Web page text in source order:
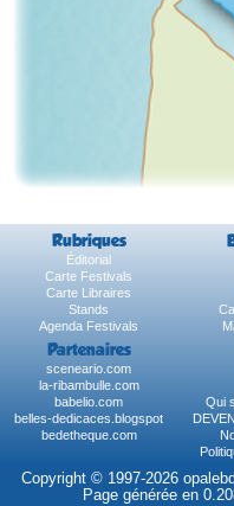
Rubriques
Éditorial
Carte Festivals
Carte Libraires
Stands
Agenda Festivals
Partenaires
sceneario.com
la-ribambulle.com
babelio.com
Qui
belles-dedicaces.blogspot
bedetheque.com
Copyright © 1997-2026
Page générée en